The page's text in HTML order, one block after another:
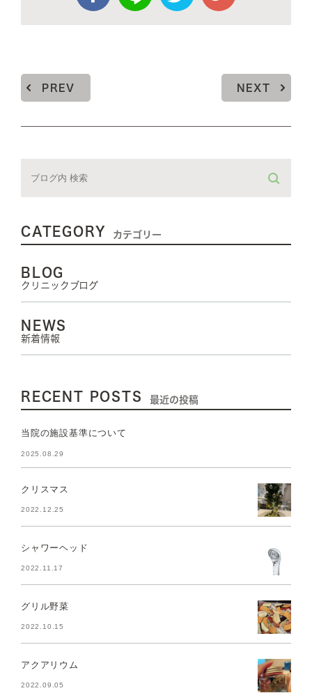
PREV NEXT
CATEGORY カテゴリー
BLOG
クリニックブログ
NEWS
新着情報
RECENT POSTS 最近の投稿
当院の施設基準について
2025.08.29
クリスマス
2022.12.25
シャワーヘッド
2022.11.17
グリル野菜
2022.10.15
アクアリウム
2022.09.05